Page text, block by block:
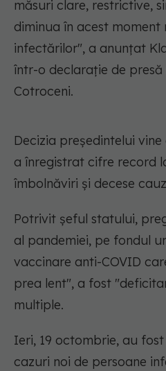
măsuri clare, restrictive,
diminua în acest moment
infectărilor", a anunţat
într-o declaraţie de
Cotroceni.
Decizia președintelui
a înregistrat cifre record
îmbolnăviri și decese
Potrivit şeful statului,
al pandemiei, pe fondul
vaccinare anti-COVID
prea lent", a fost
multiple.
Ieri, 19 octombrie, au
cazuri noi de persoane